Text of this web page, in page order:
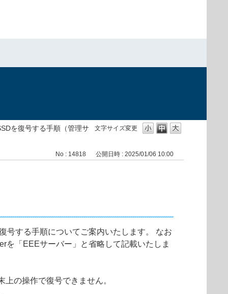
文字サイズ変更
を復号する手順（管理サ
No : 14818 公開日時 : 2025/01/06 10:00
号する手順についてご案内いたします。 なお
「EEEサーバー」と省略して記載いたしま
の操作で復号できません。